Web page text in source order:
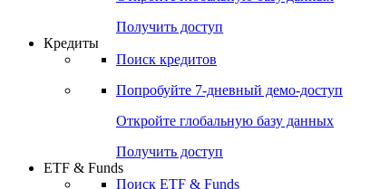
Попробуйте7-дневный
Откройте глобальную базу данных
Получить доступ
Кредиты
Поиск кредитов
Попробуйте7-дневный
Откройте глобальную базу данных